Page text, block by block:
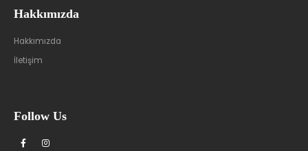
Hakkımızda
Hakkımızda
İletişim
Follow Us